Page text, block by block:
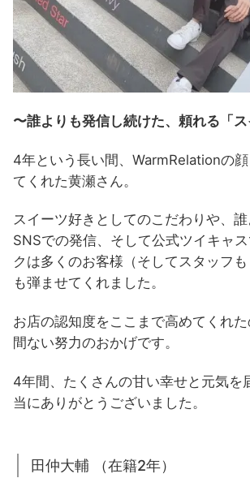
〜誰よりも発信し続けた、頼れる「
4年という長い間、WarmRelationの
てくれた黄瀬さん。
スイーツ好きとしてのこだわりや、
SNSでの発信、そして公式ツイキャ
クは多くのお客様（そしてスタッフ
も弾ませてくれました。
お店の認知度をここまで高めてくれた
間ない努力のおかげです。
4年間、たくさんの甘い幸せと元気を
当にありがとうございました。
田仲大輔 （在籍2年）